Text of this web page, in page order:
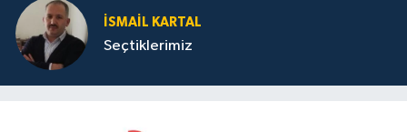
İSMAIL KARTAL
Seçtiklerimiz